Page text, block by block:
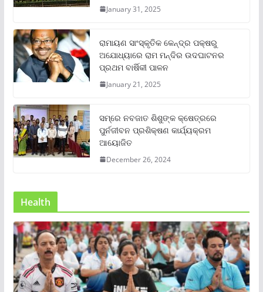
January 31, 2025
ରାମାୟଣ ସାଂସ୍କୃତିକ କେନ୍ଦ୍ର ପକ୍ଷରୁ
ଅଯୋଧ୍ୟାରେ ରାମ ମନ୍ଦିର ଉଦଘାଟନର
ପ୍ରଥମ ବାର୍ଷିକୀ ପାଳନ
January 21, 2025
ସମ୍‌ରେ ନବଜାତ ଶିଶୁଙ୍କ କ୍ଷେତ୍ରରେ
ପୁର୍ନଜୀବନ ପ୍ରଶିକ୍ଷଣ କାର୍ଯ୍ୟକ୍ରମ
ଆୟୋଜିତ
December 26, 2024
Health